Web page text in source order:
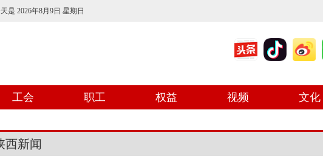
是 2026年8月9日 星期日
工会 职工 权益 视频 文化
西新闻